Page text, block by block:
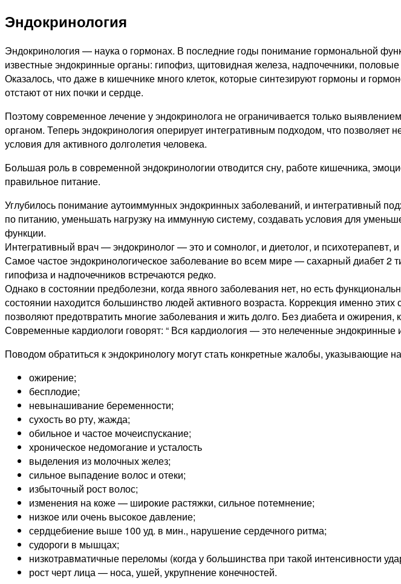
Эндокринология
Эндокринология — наука о гормонах. В последние годы понимание гормональной
известные эндокринные органы: гипофиз, щитовидная железа, надпочечники,
Оказалось, что даже в кишечнике много клеток, которые синтезируют гормоны и
отстают от них почки и сердце.
Поэтому современное лечение у эндокринолога не ограничивается только
органом. Теперь эндокринология оперирует интегративным подходом, что позволяет
условия для активного долголетия человека.
Большая роль в современной эндокринологии отводится сну, работе кишечника,
правильное питание.
Углубилось понимание аутоиммунных эндокринных заболеваний, и интегративный
по питанию, уменьшать нагрузку на иммунную систему, создавать условия для
функции.
Интегративный врач — эндокринолог — это и сомнолог, и диетолог, и психотерапевт,
Самое частое эндокринологическое заболевание во всем мире — сахарный диабет
гипофиза и надпочечников встречаются редко.
Однако в состоянии предболезни, когда явного заболевания нет, но есть
состоянии находится большинство людей активного возраста. Коррекция именно
позволяют предотвратить многие заболевания и жить долго. Без диабета и
Современные кардиологи говорят: “ Вся кардиология — это нелеченные эндокринные
Поводом обратиться к эндокринологу могут стать конкретные жалобы, указывающие
ожирение;
бесплодие;
невынашивание беременности;
сухость во рту, жажда;
обильное и частое мочеиспускание;
хроническое недомогание и усталость
выделения из молочных желез;
сильное выпадение волос и отеки;
избыточный рост волос;
изменения на коже — широкие растяжки, сильное потемнение;
низкое или очень высокое давление;
сердцебиение выше 100 уд. в мин., нарушение сердечного ритма;
судороги в мышцах;
низкотравматичные переломы (когда у большинства при такой интенсивности
рост черт лица — носа, ушей, укрупнение конечностей.